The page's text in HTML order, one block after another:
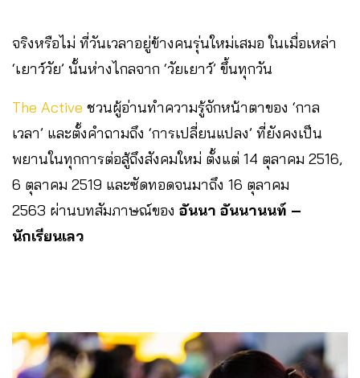
จริงหรือไม่ ที่วันเวลาอยู่ข้างคนรุ่นใหม่เสมอ ในเมื่อเหล่า
‘เยาว์วัย’ นั้นห่างไกลจาก ‘วัยเยาว์’ ขึ้นทุกวัน
The Active ชวนผู้อ่านทำความรู้จักหน้าตาของ ‘กาล
เวลา’ และตั้งคำถามถึง ‘การเปลี่ยนแปลง’ ที่ยังคงเป็น
พยานในทุกการต่อสู้ถึงสังคมใหม่ ตั้งแต่ 14 ตุลาคม 2516,
6 ตุลาคม 2519 และซัดทอดจนมาถึง 16 ตุลาคม
2563 ผ่านบทสัมภาษณ์ของ อันนา อันนานนท์ –
นักเรียนเลว